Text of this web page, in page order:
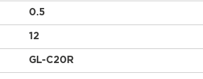
0.5
12
GL-С20R